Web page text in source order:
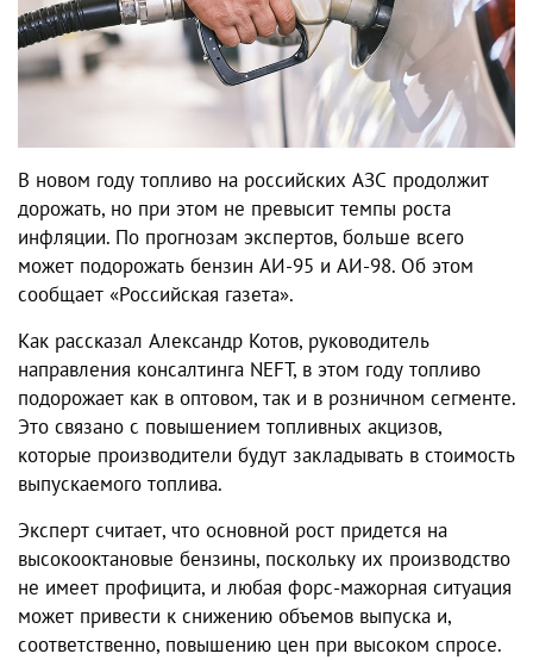
В новом году топливо на российских АЗС продолжит
дорожать, но при этом не превысит темпы роста
инфляции. По прогнозам экспертов, больше всего
может подорожать бензин АИ-95 и АИ-98. Об этом
сообщает «Российская газета».
Как рассказал Александр Котов, руководитель
направления консалтинга NEFT, в этом году топливо
подорожает как в оптовом, так и в розничном сегменте.
Это связано с повышением топливных акцизов,
которые производители будут закладывать в стоимость
выпускаемого топлива.
Эксперт считает, что основной рост придется на
высокооктановые бензины, поскольку их производство
не имеет профицита, и любая форс-мажорная ситуация
может привести к снижению объемов выпуска и,
соответственно, повышению цен при высоком спросе.